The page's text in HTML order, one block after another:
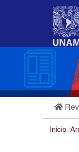
Barra
Inicio/